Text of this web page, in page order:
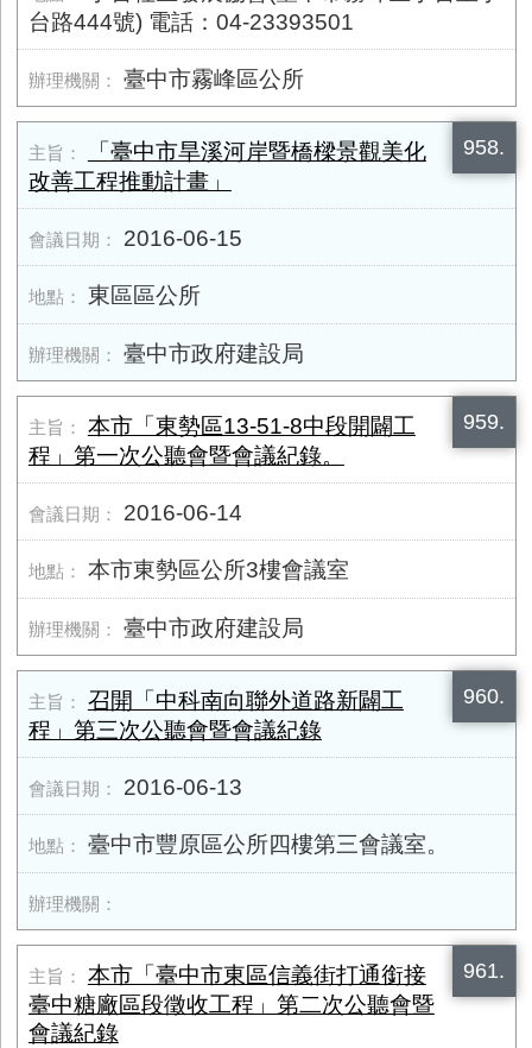
台路444號) 電話：04-23393501
臺中市霧峰區公所
958.
「臺中市旱溪河岸暨橋樑景觀美化
改善工程推動計畫」
2016-06-15
東區區公所
臺中市政府建設局
959.
本市「東勢區13-51-8中段開闢工
程」第一次公聽會暨會議紀錄。
2016-06-14
本市東勢區公所3樓會議室
臺中市政府建設局
960.
召開「中科南向聯外道路新闢工
程」第三次公聽會暨會議紀錄
2016-06-13
臺中市豐原區公所四樓第三會議室。
961.
本市「臺中市東區信義街打通銜接
臺中糖廠區段徵收工程」第二次公聽會暨
會議紀錄